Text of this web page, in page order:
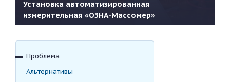
Установка автоматизированная
измерительная «ОЗНА-Массомер»
Проблема
Альтернативы